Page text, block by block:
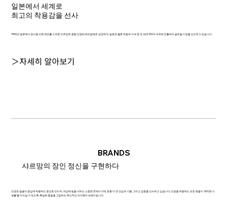
일본에서 세계로
최고의 착용감을 선사
1956년 일본에서 장식용 리벳 제조를 시작한 샤르망은 종합 안경테 제조업체로 성장하여, 일본은 물론 유럽과 미국 등 전 세계 100여 개국에 진출하며 글로벌 시장을 선도하고 있습니다.
＞자세히 알아보기
BRANDS
샤르망의 장인 정신을 구현하다
안경은 얼굴의 중심에 착용하는 중요한 것이자, 개성에 빛을 더하는 소중한 존재이기에, 한층 더 큰 안심과 기쁨, 그리고 감동을 선사하고 싶습니다. 안경을 착용하는 모든 분들이 '쾌적한 시
생활'을 누리실 수 있도록, 확실한 품질을 고집하는 혁신적인 아이웨어 브랜드입니다.